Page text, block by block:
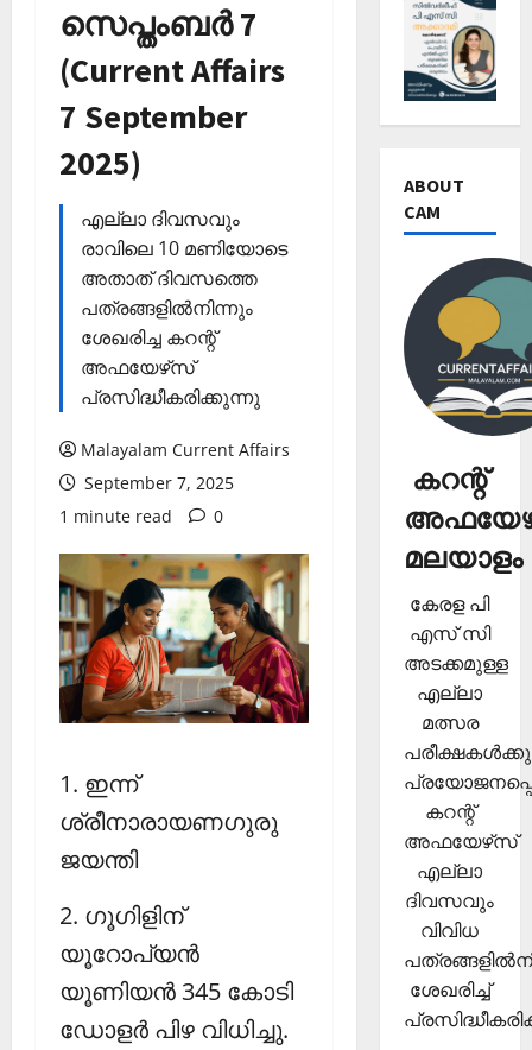
സെപ്തംബര്‍ 7
(Current Affairs
7 September
2025)
എല്ലാ ദിവസവും
രാവിലെ 10 മണിയോടെ
അതാത് ദിവസത്തെ
പത്രങ്ങളില്‍നിന്നും
ശേഖരിച്ച കറന്റ്
അഫയേഴ്‌സ്
പ്രസിദ്ധീകരിക്കുന്നു
Malayalam Current Affairs
September 7, 2025
1 minute read
0
1. ഇന്ന്
ശ്രീനാരായണഗുരു
ജയന്തി
2. ഗൂഗിളിന്
യൂറോപ്യന്‍
യൂണിയന്‍ 345 കോടി
ഡോളര്‍ പിഴ വിധിച്ചു.
ABOUT
CAM
കറന്റ്
മലയാളം
കേരള പി
എസ് സി
അടക്കമുള്ള
എല്ലാ
മത്സര
കറന്റ്
അഫയേഴ്‌സ്
എല്ലാ
ദിവസവും
വിവിധ
ശേഖരിച്ച്